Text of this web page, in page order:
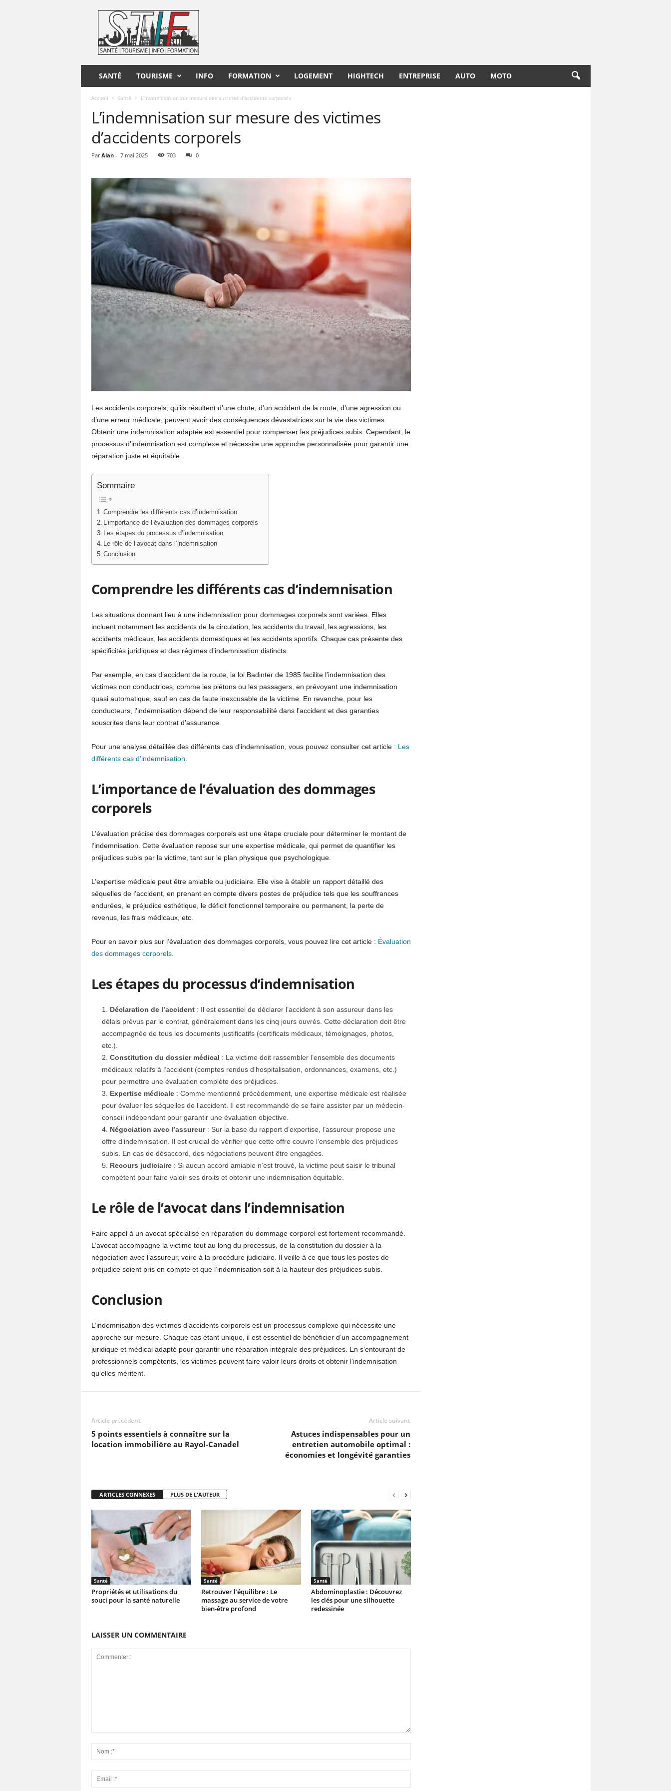
SANTÉ TOURISME INFO FORMATION LOGEMENT HIGHTECH ENTREPRISE AUTO MOTO
Accueil Santé L’indemnisation sur mesure des victimes d’accidents corporels
L’indemnisation sur mesure des victimes
d’accidents corporels
Par Alan- 7 mai 2025 703 0
Les accidents corporels, qu’ils résultent d’une chute, d’un accident de la route, d’une agression ou
d’une erreur médicale, peuvent avoir des conséquences dévastatrices sur la vie des victimes.
Obtenir une indemnisation adaptée est essentiel pour compenser les préjudices subis. Cependant, le
processus d’indemnisation est complexe et nécessite une approche personnalisée pour garantir une
réparation juste et équitable.
Sommaire
Comprendre les différents cas d’indemnisation
L’importance de l’évaluation des dommages corporels
Les étapes du processus d’indemnisation
Le rôle de l’avocat dans l’indemnisation
Conclusion
Comprendre les différents cas d’indemnisation
Les situations donnant lieu à une indemnisation pour dommages corporels sont variées. Elles
incluent notamment les accidents de la circulation, les accidents du travail, les agressions, les
accidents médicaux, les accidents domestiques et les accidents sportifs. Chaque cas présente des
spécificités juridiques et des régimes d’indemnisation distincts.
Par exemple, en cas d’accident de la route, la loi Badinter de 1985 facilite l’indemnisation des
victimes non conductrices, comme les piétons ou les passagers, en prévoyant une indemnisation
quasi automatique, sauf en cas de faute inexcusable de la victime. En revanche, pour les
conducteurs, l’indemnisation dépend de leur responsabilité dans l’accident et des garanties
souscrites dans leur contrat d’assurance.
Pour une analyse détaillée des différents cas d’indemnisation, vous pouvez consulter cet article : Les
différents cas d’indemnisation
L’importance de l’évaluation des dommages
corporels
L’évaluation précise des dommages corporels est une étape cruciale pour déterminer le montant de
l’indemnisation. Cette évaluation repose sur une expertise médicale, qui permet de quantifier les
préjudices subis par la victime, tant sur le plan physique que psychologique.
L’expertise médicale peut être amiable ou judiciaire. Elle vise à établir un rapport détaillé des
séquelles de l’accident, en prenant en compte divers postes de préjudice tels que les souffrances
endurées, le préjudice esthétique, le déficit fonctionnel temporaire ou permanent, la perte de
revenus, les frais médicaux, etc.
Pour en savoir plus sur l’évaluation des dommages corporels, vous pouvez lire cet article : Évaluation
des dommages corporels.
Les étapes du processus d’indemnisation
Déclaration de l’accident: Il est essentiel de déclarer l’accident à son assureur dans les
délais prévus par le contrat, généralement dans les cinq jours ouvrés. Cette déclaration doit être
accompagnée de tous les documents justificatifs (certificats médicaux, témoignages, photos,
etc.).
Constitution du dossier médical : La victime doit rassembler l’ensemble des documents
médicaux relatifs à l’accident (comptes rendus d’hospitalisation, ordonnances, examens, etc.)
pour permettre une évaluation complète des préjudices.
Expertise médicale: Comme mentionné précédemment, une expertise médicale est réalisée
pour évaluer les séquelles de l’accident. Il est recommandé de se faire assister par un médecin-
conseil indépendant pour garantir une évaluation objective.
Négociation avec l’assureur: Sur la base du rapport d’expertise, l’assureur propose une
offre d’indemnisation. Il est crucial de vérifier que cette offre couvre l’ensemble des préjudices
subis. En cas de désaccord, des négociations peuvent être engagées.
Recours judiciaire: Si aucun accord amiable n’est trouvé, la victime peut saisir le tribunal
compétent pour faire valoir ses droits et obtenir une indemnisation équitable.
Le rôle de l’avocat dans l’indemnisation
Faire appel à un avocat spécialisé en réparation du dommage corporel est fortement recommandé.
L’avocat accompagne la victime tout au long du processus, de la constitution du dossier à la
négociation avec l’assureur, voire à la procédure judiciaire. Il veille à ce que tous les postes de
préjudice soient pris en compte et que l’indemnisation soit à la hauteur des préjudices subis.
Conclusion
L’indemnisation des victimes d’accidents corporels est un processus complexe qui nécessite une
approche sur mesure. Chaque cas étant unique, il est essentiel de bénéficier d’un accompagnement
juridique et médical adapté pour garantir une réparation intégrale des préjudices. En s’entourant de
professionnels compétents, les victimes peuvent faire valoir leurs droits et obtenir l’indemnisation
qu’elles méritent.
Article précédent
5 points essentiels à connaître sur la
location immobilière au Rayol-Canadel
Article suivant
Astuces indispensables pour un
entretien automobile optimal :
économies et longévité garanties
ARTICLES CONNEXES PLUS DE L'AUTEUR
Santé
Propriétés et utilisations du
souci pour la santé naturelle
Santé
Retrouver l’équilibre : Le
massage au service de votre
bien-être profond
Santé
Abdominoplastie : Découvrez
les clés pour une silhouette
redessinée
LAISSER UN COMMENTAIRE